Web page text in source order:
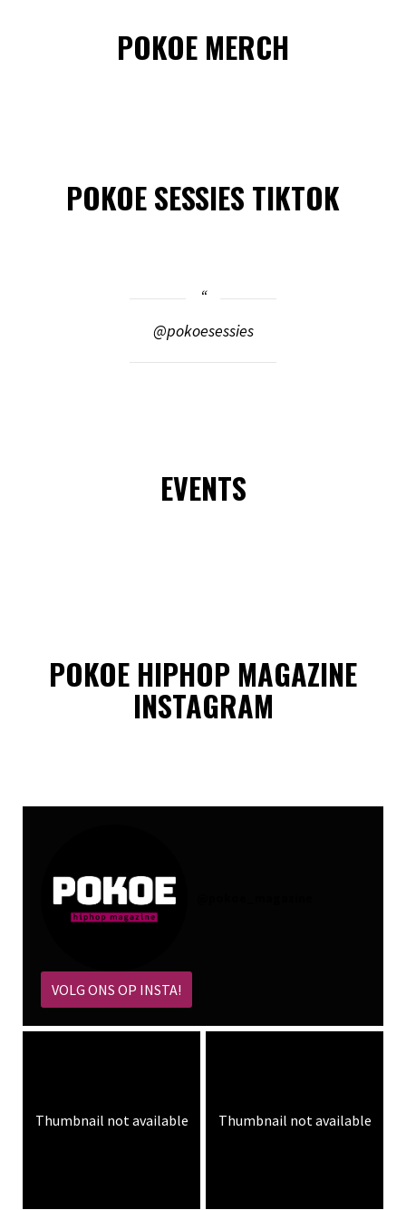
POKOE MERCH
POKOE SESSIES TIKTOK
@pokoesessies
EVENTS
POKOE HIPHOP MAGAZINE
INSTAGRAM
VOLG ONS OP INSTA!
Thumbnail not available Thumbnail not available